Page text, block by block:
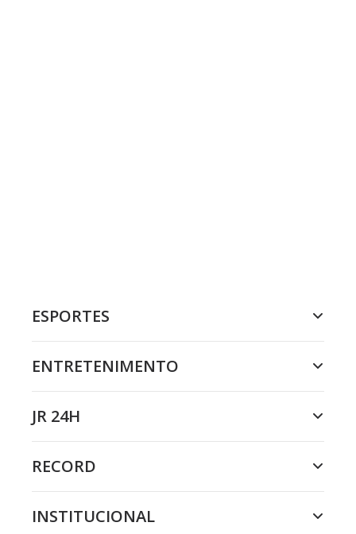
ESPORTES
ENTRETENIMENTO
JR 24H
RECORD
INSTITUCIONAL